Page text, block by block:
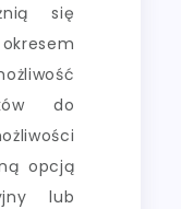
się
do
opcją
lub